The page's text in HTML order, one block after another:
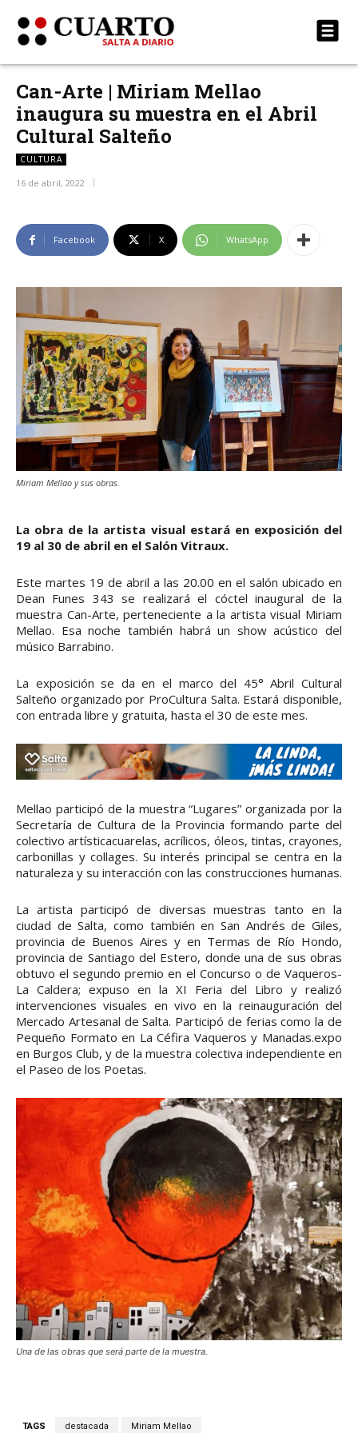
Can-Arte | Miriam Mellao
inaugura su muestra en el Abril
Cultural Salteño
CULTURA
16 de abril, 2022
Facebook X WhatsApp
Miriam Mellao y sus obras.
La obra de la artista visual estará en exposición del
19 al 30 de abril en el Salón Vitraux.
Este martes 19 de abril a las 20.00 en el salón ubicado en
Dean Funes 343 se realizará el cóctel inaugural de la
muestra Can-Arte, perteneciente a la artista visual Miriam
Mellao. Esa noche también habrá un show acústico del
músico Barrabino.
La exposición se da en el marco del 45° Abril Cultural
Salteño organizado por ProCultura Salta. Estará disponible,
con entrada libre y gratuita, hasta el 30 de este mes.
Mellao participó de la muestra “Lugares” organizada por la
Secretaría de Cultura de la Provincia formando parte del
colectivo artísticacuarelas, acrílicos, óleos, tintas, crayones,
carbonillas y collages. Su interés principal se centra en la
naturaleza y su interacción con las construcciones humanas.
La artista participó de diversas muestras tanto en la
ciudad de Salta, como también en San Andrés de Giles,
provincia de Buenos Aires y en Termas de Río Hondo,
provincia de Santiago del Estero, donde una de sus obras
obtuvo el segundo premio en el Concurso o de Vaqueros-
La Caldera; expuso en la XI Feria del Libro y realizó
intervenciones visuales en vivo en la reinauguración del
Mercado Artesanal de Salta. Participó de ferias como la de
Pequeño Formato en La Céfira Vaqueros y Manadas.expo
en Burgos Club, y de la muestra colectiva independiente en
el Paseo de los Poetas.
Una de las obras que será parte de la muestra.
TAGS destacada Miriam Mellao